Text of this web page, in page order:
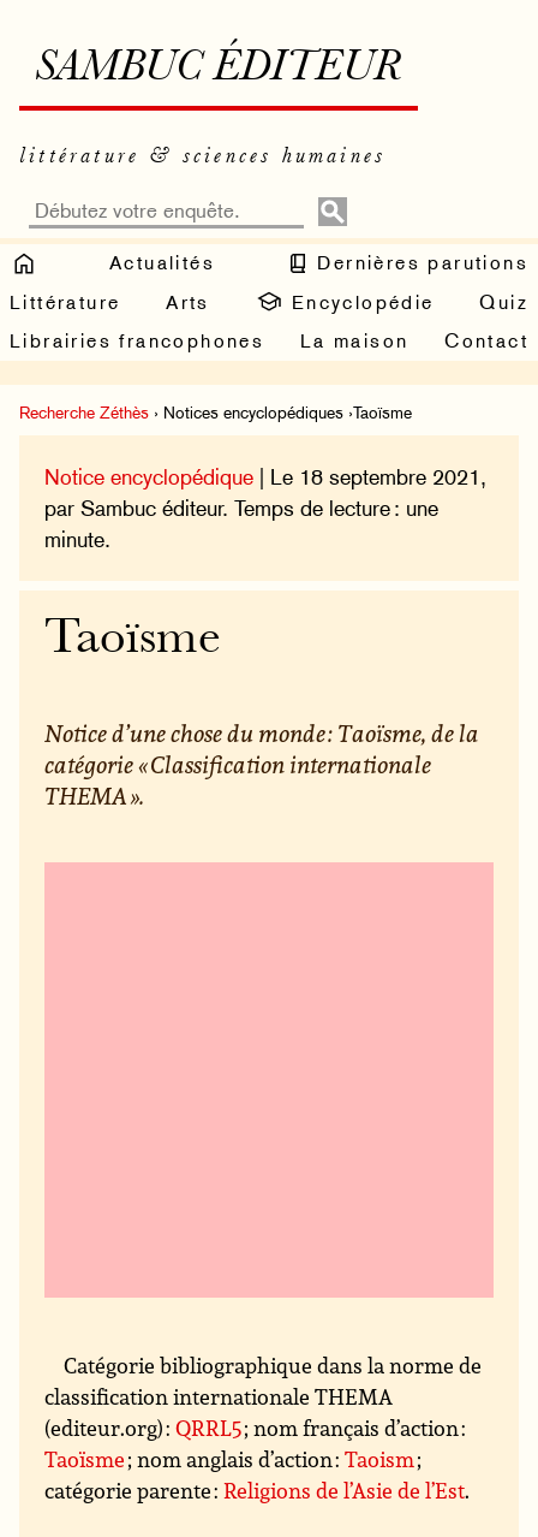
SAMBUC ÉDITEUR
littérature & sciences humaines
Actualités
Dernières parutions
Littérature
Arts Encyclopédie
Quiz
Librairies francophones
La maison Contact
Recherche Zéthès › Notices encyclopédiques ›Taoïsme
Notice encyclopédique | Le 18 septembre 2021,
par Sambuc éditeur. Temps de lecture : une
minute.
Taoïsme
Notice d’une chose du monde : Taoïsme, de la
catégorie « Classification internationale
THEMA ».
Catégorie bibliographique dans la norme de
classification internationale THEMA
(editeur.org) :QRRL5; nom français d’action :
Taoïsme; nom anglais d’action :Taoism;
catégorie parente :Religions de l’Asie de l’Est.